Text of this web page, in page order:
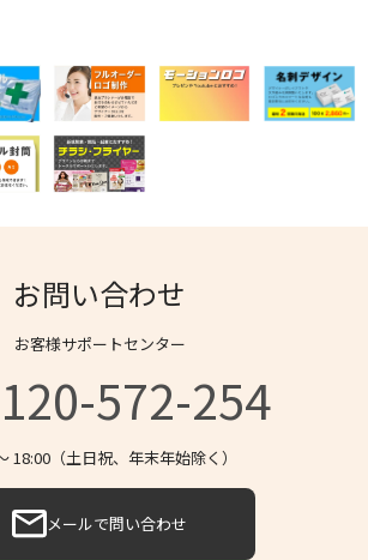
お問い合わせ
お客様サポートセンター
572-254
18:00（土日祝、年末年始除く）
メールで問い合わせ